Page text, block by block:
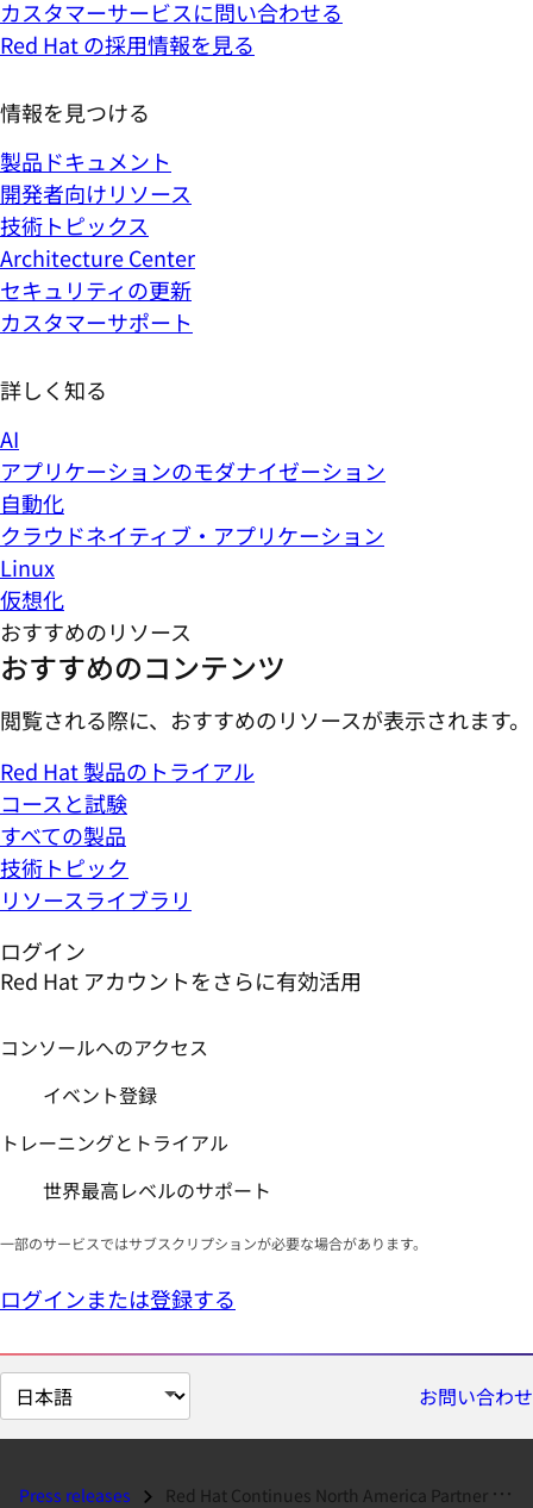
カスタマーサービスに問い合わせる
Red Hat の採用情報を見る
情報を見つける
製品ドキュメント
開発者向けリソース
技術トピックス
Architecture Center
セキュリティの更新
カスタマーサポート
詳しく知る
AI
アプリケーションのモダナイゼーション
自動化
クラウドネイティブ・アプリケーション
Linux
仮想化
おすすめのリソース
おすすめのコンテンツ
閲覧される際に、おすすめのリソースが表示されます。
Red Hat 製品のトライアル
コースと試験
すべての製品
技術トピック
リソースライブラリ
ログイン
Red Hat アカウントをさらに有効活用
コンソールへのアクセス
イベント登録
トレーニングとトライアル
世界最高レベルのサポート
一部のサービスではサブスクリプションが必要な場合があります。
ログインまたは登録する
ペ
ー
の
お問い合わせ
Press releases Red Hat Continues North America Partner Program Momentum...